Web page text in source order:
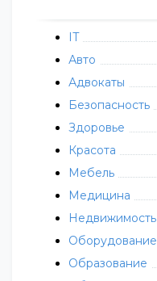
IT
Авто
Адвокаты
Безопасность
Здоровье
Красота
Мебель
Медицина
Недвижимость
Оборудование
Образование